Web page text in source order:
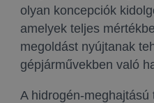
olyan koncepciók
amelyek teljes
megoldást nyújtanak
gépjárművekben való
A hidrogén-